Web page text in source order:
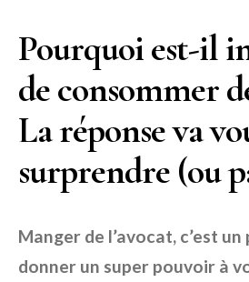
Pourquoi est-il
de consommer
La réponse va
surprendre (ou
Manger de l’avocat, c’est un
donner un super pouvoir à